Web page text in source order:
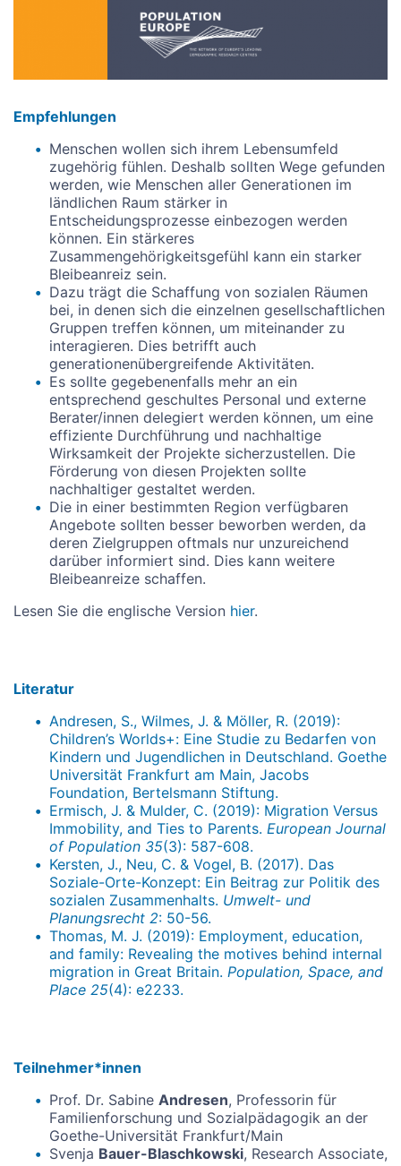
Empfehlungen
Menschen wollen sich ihrem Lebensumfeld
zugehörig fühlen. Deshalb sollten Wege gefunden
werden, wie Menschen aller Generationen im
ländlichen Raum stärker in
Entscheidungsprozesse einbezogen werden
können. Ein stärkeres
Zusammengehörigkeitsgefühl kann ein starker
Bleibeanreiz sein.
Dazu trägt die Schaffung von sozialen Räumen
bei, in denen sich die einzelnen gesellschaftlichen
Gruppen treffen können, um miteinander zu
interagieren. Dies betrifft auch
generationenübergreifende Aktivitäten.
Es sollte gegebenenfalls mehr an ein
entsprechend geschultes Personal und externe
Berater/innen delegiert werden können, um eine
effiziente Durchführung und nachhaltige
Wirksamkeit der Projekte sicherzustellen. Die
Förderung von diesen Projekten sollte
nachhaltiger gestaltet werden.
Die in einer bestimmten Region verfügbaren
Angebote sollten besser beworben werden, da
deren Zielgruppen oftmals nur unzureichend
darüber informiert sind. Dies kann weitere
Bleibeanreize schaffen.
Lesen Sie die englische Version hier.
Literatur
Andresen, S., Wilmes, J. & Möller, R. (2019):
Children’s Worlds+: Eine Studie zu Bedarfen von
Kindern und Jugendlichen in Deutschland. Goethe
Universität Frankfurt am Main, Jacobs
Foundation, Bertelsmann Stiftung.
Ermisch, J. & Mulder, C. (2019): Migration Versus
Immobility, and Ties to Parents. European Journal
of Population 35(3): 587-608.
Kersten, J., Neu, C. & Vogel, B. (2017). Das
Soziale-Orte-Konzept: Ein Beitrag zur Politik des
sozialen Zusammenhalts. Umwelt- und
Planungsrecht 2: 50-56.
Thomas, M. J. (2019): Employment, education,
and family: Revealing the motives behind internal
migration in Great Britain. Population, Space, and
Place 25(4): e2233.
Teilnehmer*innen
Prof. Dr. Sabine Andresen, Professorin für
Familienforschung und Sozialpädagogik an der
Goethe-Universität Frankfurt/Main
Svenja Bauer-Blaschkowski, Research Associate,